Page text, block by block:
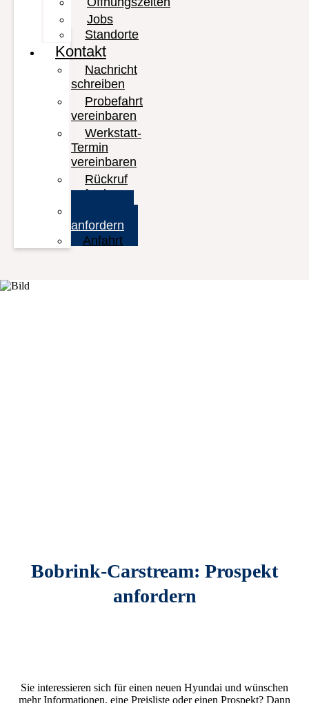
Jobs
Standorte
Kontakt
Nachricht
schreiben
Probefahrt
vereinbaren
Werkstatt-
Termin
vereinbaren
Rückruf
anfordern
anfordern
Anfahrt
Bobrink-Carstream: Prospekt
anfordern
Sie interessieren sich für einen neuen Hyundai und wünschen
mehr Informationen, eine Preisliste oder einen Prospekt? Dann